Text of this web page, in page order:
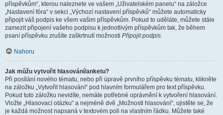
příspěvkům“, kterou naleznete ve vašem „Uživatelském panelu“ na záložce
„Nastavení fóra“ v sekci „Výchozí nastavení příspěvků“ můžete automaticky
připojit váš podpis ke všem vašim příspěvkům. Pokud to uděláte, můžete stále
zamezit připojení vašeho podpisu k jednotlivým příspěvkům tak, že během
psaní příspěvku zrušíte zaškrtnutí možnosti Připojit podpis.
Nahoru
Jak můžu vytvořit hlasování/anketu?
Při posílání nového tématu, nebo při úpravě prvního příspěvku tématu, klikněte
na záložku „Vytvořit hlasování“ pod hlavním formulářem pro text příspěvku.
Pokud tuto záložku nevidíte, nemáte potřebné oprávnění k vytvoření hlasování.
Vložte „Hlasovací otázku“ a nejméně dvě „Možnosti hlasování“, ujistěte se, že
je každá možnost napsaná v textovém poli na vlastním řádku. Můžete také